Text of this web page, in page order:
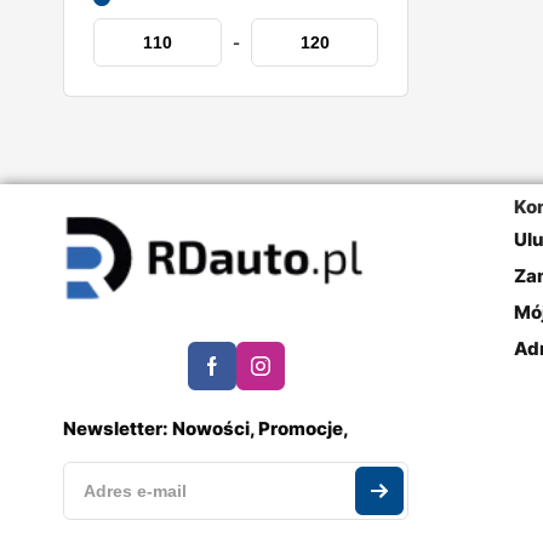
-
Newsletter: Nowości, Promocje,